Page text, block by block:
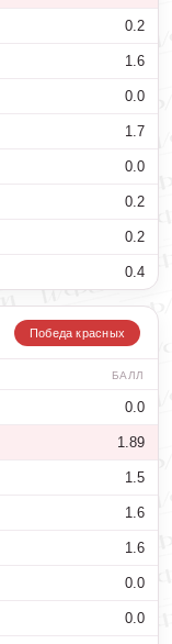
0.2
1.6
0.0
1.7
0.0
0.2
0.2
0.4
Победа красных
БАЛЛ
0.0
1.89
1.5
1.6
1.6
0.0
0.0